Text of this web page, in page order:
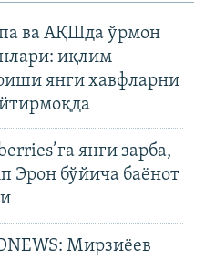
ва АҚШда ўрмон
иқлим
янги хавфларни
янги зарба,
Эрон бўйича баёнот
Мирзиёев